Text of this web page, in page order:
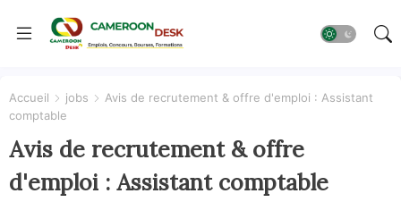
Accueil jobs
Avis de recrutement & offre d'emploi : Assistant
comptable
Avis de recrutement & offre
d'emploi : Assistant comptable